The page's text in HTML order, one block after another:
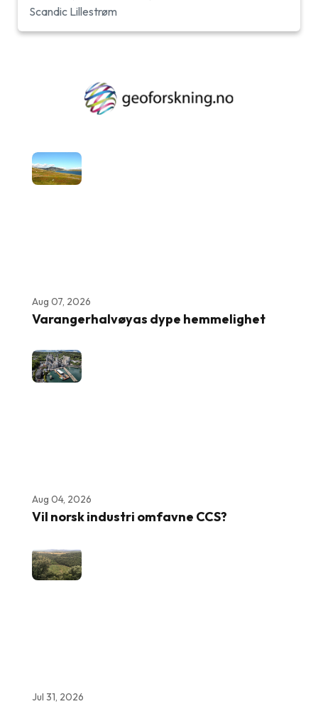
Scandic Lillestrøm
Aug 07, 2026
Varangerhalvøyas dype hemmelighet
Aug 04, 2026
Vil norsk industri omfavne CCS?
Jul 31, 2026